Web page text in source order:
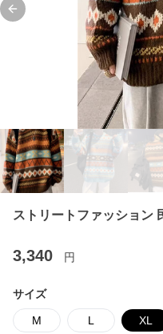
Previous slide
ストリートファッション
3,340 円
サイズ
M L XL